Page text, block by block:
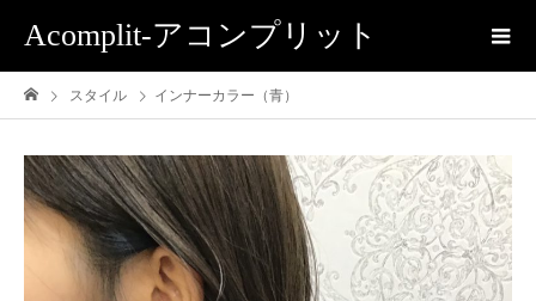
Acomplit-アコンプリット
スタイル インナーカラー（青）